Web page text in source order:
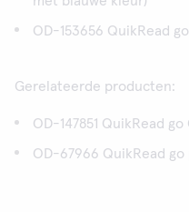
OD-153656 QuikRead
Gerelateerde producten:
OD-147851 QuikRead
OD-67966 QuikRead go